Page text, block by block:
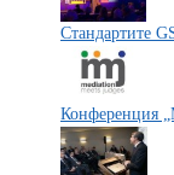
Стандартите
Конференция